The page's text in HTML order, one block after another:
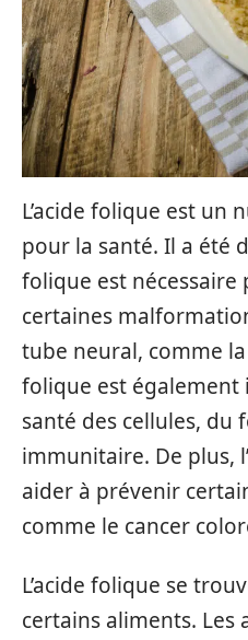
L’acide folique est
pour la santé. Il a été
folique est
certaines
tube neural, comme la
folique est
santé des cellules, du
immunitaire. De plus,
aider à prévenir
comme le cancer
L’acide folique se
certains aliments. Les